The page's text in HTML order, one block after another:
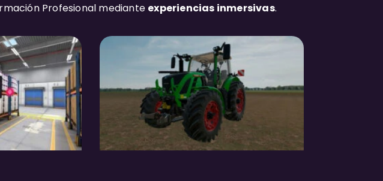
Profesional mediante experiencias inmersivas.